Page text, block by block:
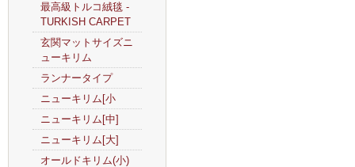
最高級トルコ絨毯 -
TURKISH CARPET
玄関マットサイズニ
ューキリム
ランナータイプ
ニューキリム[小
ニューキリム[中]
ニューキリム[大]
オールドキリム(小)